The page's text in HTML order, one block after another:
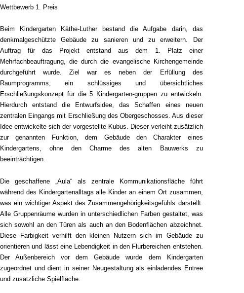
Wettbewerb 1. Preis
Beim Kindergarten Käthe-Luther bestand die Aufgabe darin, das
denkmalgeschützte Gebäude zu sanieren und zu erweitern. Der
Auftrag für das Projekt entstand aus dem 1. Platz einer
Mehrfachbeauftragung, die durch die evangelische Kirchengemeinde
durchgeführt wurde. Ziel war es neben der Erfüllung des
Raumprogramms, ein schlüssiges und übersichtliches
Erschließungskonzept für die 5 Kindergarten-gruppen zu entwickeln.
Hierdurch entstand die Entwurfsidee, das Schaffen eines neuen
zentralen Eingangs mit Erschließung des Obergeschosses. Aus dieser
Idee entwickelte sich der vorgestellte Kubus. Dieser verleiht zusätzlich
zur genannten Funktion, dem Gebäude den Charakter eines
Kindergartens, ohne den Charme des alten Bauwerks zu
beeinträchtigen.
Die geschaffene „Aula“ als zentrale Kommunikationsfläche führt
während des Kindergartenalltags alle Kinder an einem Ort zusammen,
was ein wichtiger Aspekt des Zusammengehörigkeitsgefühls darstellt.
Alle Gruppenräume wurden in unterschiedlichen Farben gestaltet, was
sich sowohl an den Türen als auch an den Bodenflächen abzeichnet.
Diese Farbigkeit verhilft den kleinen Nutzern sich im Gebäude zu
orientieren und lässt eine Lebendigkeit in den Flurbereichen entstehen.
Der Außenbereich vor dem Gebäude wurde dem Kindergarten
zugeordnet und dient in seiner Neugestaltung als einladendes Entree
und zusätzliche Spielfläche.